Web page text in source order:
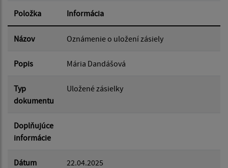
Dátum zverejnenia do:
Položka Informácia
Názov Oznámenie o uložení zásiely
Popis Mária Dandášová
Typ
dokumentu
Uložené zásielky
Doplňujúce
informácie
Dátum
22.04.2025